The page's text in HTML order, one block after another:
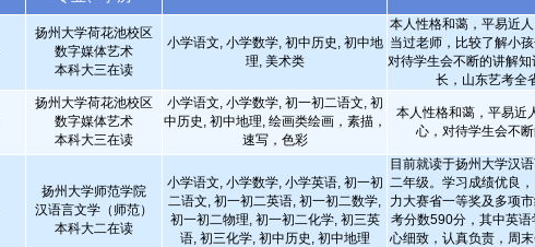
扬州大学荷花池校区
数字媒体艺术
本科大三在读
小学语文, 小学数学, 初中历史, 初中地
理, 美术类
本人性格和蔼，平易近
当过老师，比较了解小
对待学生会不断的讲解
长，山东艺考全
扬州大学荷花池校区
数字媒体艺术
本科大三在读
小学语文, 小学数学, 初一初二语文, 初
中历史, 初中地理, 绘画类绘画，素描，
速写，色彩
本人性格和蔼，平易近
心，对待学生会不
扬州大学师范学院
汉语言文学（师范）
本科大二在读
小学语文, 小学数学, 小学英语, 初一初
二语文, 初一初二英语, 初一初二数学,
初一初二物理, 初一初二化学, 初三英
语, 初三化学, 初中历史, 初中地理
目前就读于扬州大学汉
二年级。学习成绩优良
力大赛省一等奖及多项
考分数590分，其中英
心细致，认真负责，周